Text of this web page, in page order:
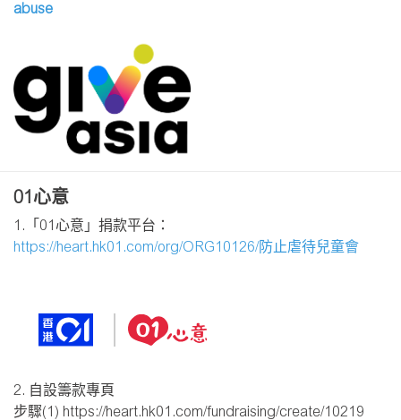
abuse
01心意
1.「01心意」捐款平台：
https://heart.hk01.com/org/ORG10126/防止虐待兒童會
2. 自設籌款專頁
步驟(1) https://heart.hk01.com/fundraising/create/10219